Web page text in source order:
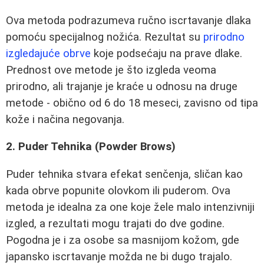
Ova metoda podrazumeva ručno iscrtavanje dlaka
pomoću specijalnog nožića. Rezultat su prirodno
izgledajuće obrve koje podsećaju na prave dlake.
Prednost ove metode je što izgleda veoma
prirodno, ali trajanje je kraće u odnosu na druge
metode - obično od 6 do 18 meseci, zavisno od tipa
kože i načina negovanja.
2. Puder Tehnika (Powder Brows)
Puder tehnika stvara efekat senčenja, sličan kao
kada obrve popunite olovkom ili puderom. Ova
metoda je idealna za one koje žele malo intenzivniji
izgled, a rezultati mogu trajati do dve godine.
Pogodna je i za osobe sa masnijom kožom, gde
japansko iscrtavanje možda ne bi dugo trajalo.